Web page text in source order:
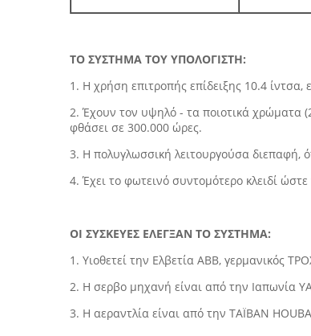
ΤΟ ΣΥΣΤΗΜΑ ΤΟΥ ΥΠΟΛΟΓΙΣΤΗ:
1. Η χρήση επιτροπής επίδειξης 10.4
2. Έχουν τον υψηλό - τα ποιοτικά χρώματα
φθάσει σε 300.000 ώρες.
3. Η πολυγλωσσική λειτουργούσα διεπαφή,
4. Έχει το φωτεινό συντομότερο κλειδί
ΟΙ ΣΥΣΚΕΥΕΣ ΕΛΕΓΞΑΝ ΤΟ ΣΥΣΤΗΜΑ:
1. Υιοθετεί την Ελβετία ABB, γερμανικός
2. Η σερβο μηχανή είναι από την Ιαπωνία
3. Η αεραντλία είναι από την ΤΑΪΒΑΝ